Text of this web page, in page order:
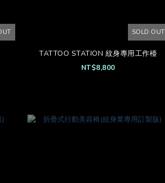
SOLD OUT
TATTOO STATION 紋身專用工作檯
NT$8,800